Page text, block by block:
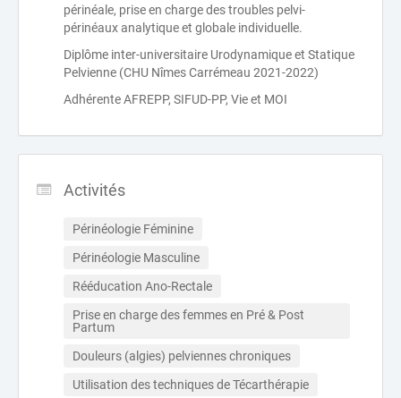
périnéale, prise en charge des troubles pelvi-
périnéaux analytique et globale individuelle.
Diplôme inter-universitaire Urodynamique et Statique
Pelvienne (CHU Nîmes Carrémeau 2021-2022)
Adhérente AFREPP, SIFUD-PP, Vie et MOI
Activités
Périnéologie Féminine
Périnéologie Masculine
Rééducation Ano-Rectale
Prise en charge des femmes en Pré & Post
Partum
Douleurs (algies) pelviennes chroniques
Utilisation des techniques de Técarthérapie